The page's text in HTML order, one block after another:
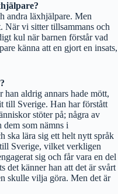
andra läxhjälpare. Men
När vi sitter tillsammans och
kul när barnen förstår vad
känna att en gjort en insats,
han aldrig annars hade mött,
till Sverige. Han har förstått
stöter på; några av
som nämns i
ska lära sig ett helt nytt språk
Sverige, vilket verkligen
sig och får vara en del
det känner han att det är svårt
skulle vilja göra. Men det är